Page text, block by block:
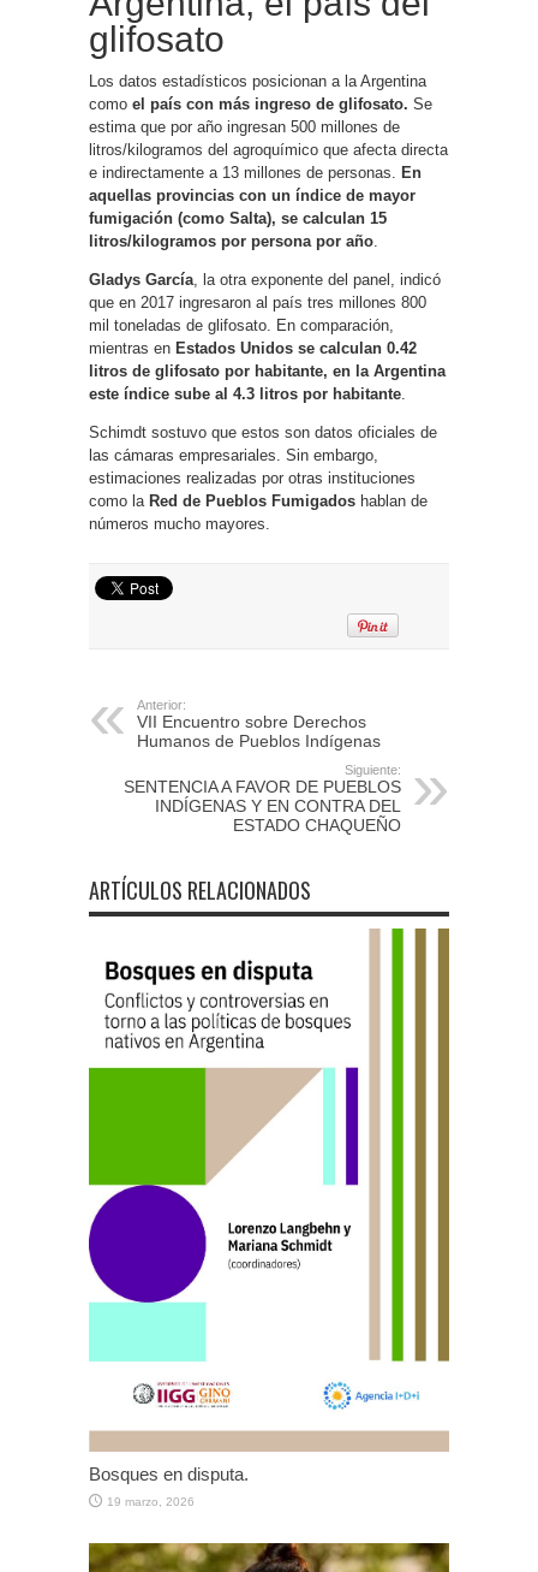
glifosato
Los datos estadísticos posicionan a la Argentina
como el país con más ingreso de glifosato. Se
estima que por año ingresan 500 millones de
litros/kilogramos del agroquímico que afecta directa
e indirectamente a 13 millones de personas.
En
aquellas provincias con un índice de mayor
fumigación (como Salta), se calculan 15
litros/kilogramos por persona por año
Gladys García , la otra exponente del panel, indicó
que en 2017 ingresaron al país tres millones 800
mil toneladas de glifosato. En comparación,
mientras en Estados Unidos se calculan 0.42
litros de glifosato por habitante, en la Argentina
este índice sube al 4.3 litros por habitante
Schimdt sostuvo que estos son datos oficiales de
las cámaras empresariales. Sin embargo,
estimaciones realizadas por otras instituciones
como la Red de Pueblos Fumigados hablan de
números mucho mayores.
Anterior:
VII Encuentro sobre Derechos
Humanos de Pueblos Indígenas
Siguiente:
SENTENCIA A FAVOR DE PUEBLOS
INDÍGENAS Y EN CONTRA DEL
ESTADO CHAQUEÑO
ARTÍCULOS RELACIONADOS
Bosques en disputa.
19 marzo, 2026